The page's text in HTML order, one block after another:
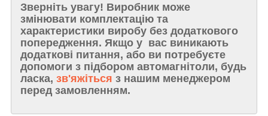
Зверніть увагу! Виробник може
змінювати комплектацію та
характеристики виробу без додаткового
попередження. Якщо у вас виникають
додаткові питання, або ви потребуєте
допомоги з підбором автомагнітоли, будь
ласка, зв'яжіться з нашим менеджером
перед замовленням.